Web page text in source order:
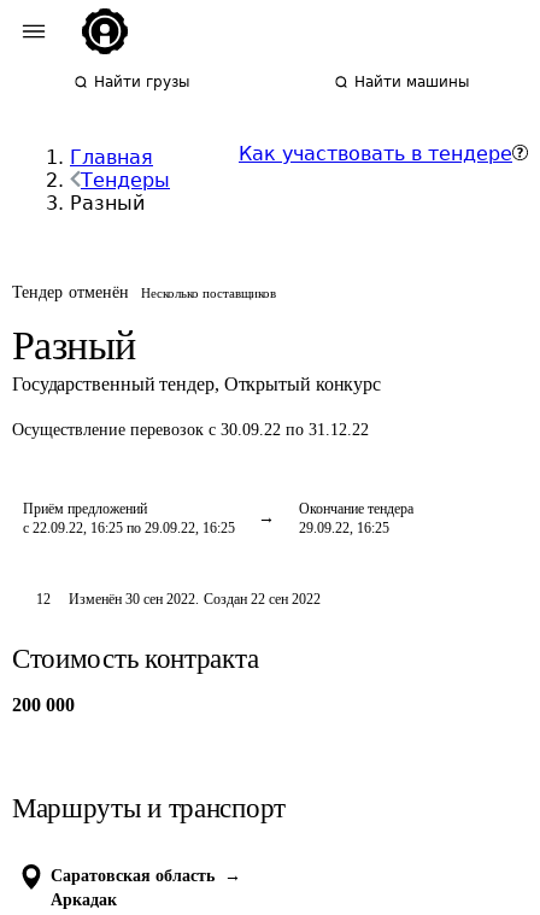
Найти грузы Найти машины
Главная
Тендеры
Разный
Как участвовать в тендере
Тендер отменён Несколько поставщиков
Разный
Государственный тендер, Открытый конкурс
Осуществление перевозок с 30.09.22 по 31.12.22
Приём предложений
с 22.09.22, 16:25 по 29.09.22, 16:25
Окончание тендера
29.09.22, 16:25
12 Изменён30 сен 2022. Создан 22 сен 2022
Стоимость контракта
200 000
Маршруты и транспорт
Саратовская область
→
Аркадак